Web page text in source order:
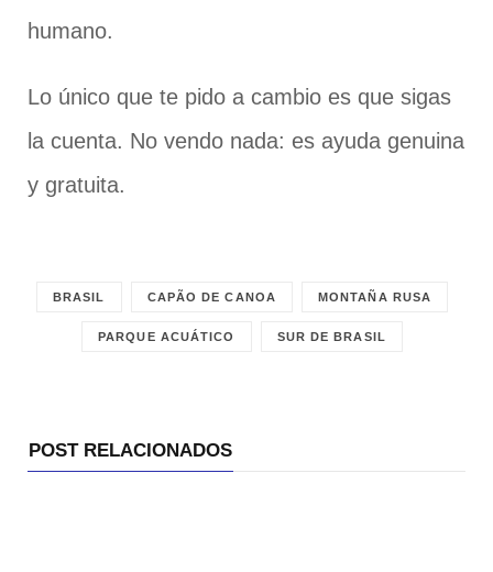
humano.
Lo único que te pido a cambio es que sigas
la cuenta. No vendo nada: es ayuda genuina
y gratuita.
BRASIL CAPÃO DE CANOA MONTAÑA RUSA
PARQUE ACUÁTICO SUR DE BRASIL
POST RELACIONADOS